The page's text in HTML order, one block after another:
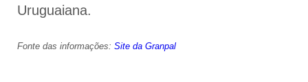
Uruguaiana.
Fonte das informações: Site da Granpal